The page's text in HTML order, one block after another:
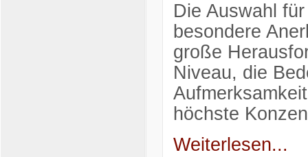
Die Auswahl
besondere
große
Niveau, die
höchste
Weiterlesen...